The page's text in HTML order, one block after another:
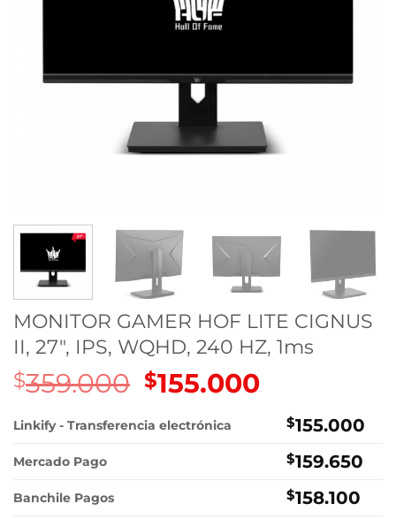
MONITOR GAMER HOF LITE CIGNUS
II, 27″, IPS, WQHD, 240 HZ, 1ms
$359.000 El
precio
original
$155.000El
actual
$155.000.
Linkify - Transferencia electrónica $155.000
Mercado Pago $159.650
Banchile Pagos $158.100